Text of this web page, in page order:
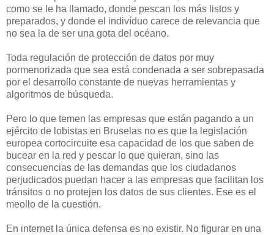
como se le ha llamado, donde pescan los más listos y
preparados, y donde el indivíduo carece de relevancia que
no sea la de ser una gota del océano.
Toda regulación de protección de datos por muy
pormenorizada que sea está condenada a ser sobrepasada
por el desarrollo constante de nuevas herramientas y
algoritmos de búsqueda.
Pero lo que temen las empresas que están pagando a un
ejército de lobistas en Bruselas no es que la legislación
europea cortocircuite esa capacidad de los que saben de
bucear en la red y pescar lo que quieran, sino las
consecuencias de las demandas que los ciudadanos
perjudicados puedan hacer a las empresas que facilitan los
tránsitos o no protejen los datos de sus clientes. Ese es el
meollo de la cuestión.
En internet la única defensa es no existir. No figurar en una